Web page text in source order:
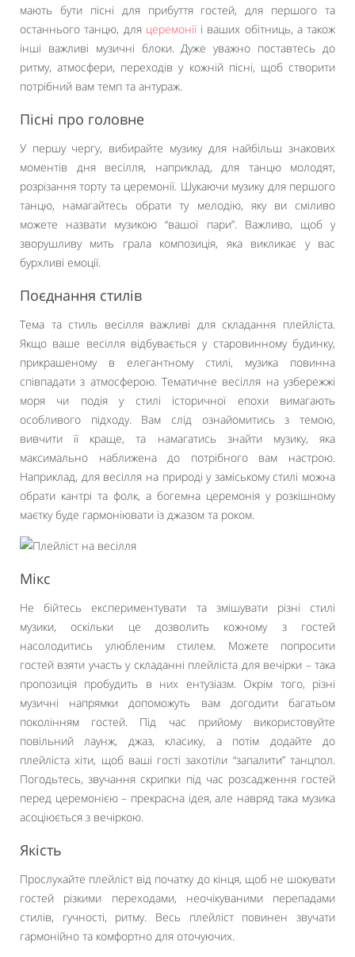
мають бути пісні для прибуття гостей, для першого та
останнього танцю, для церемоніїі ваших обітниць, а також
інші важливі музичні блоки. Дуже уважно поставтесь до
ритму, атмосфери, переходів у кожній пісні, щоб створити
потрібний вам темп та антураж.
Пісні про головне
У першу чергу, вибирайте музику для найбільш знакових
моментів дня весілля, наприклад, для танцю молодят,
розрізання торту та церемонії. Шукаючи музику для першого
танцю, намагайтесь обрати ту мелодію, яку ви сміливо
можете назвати музикою “вашої пари”. Важливо, щоб у
зворушливу мить грала композиція, яка викликає у вас
бурхливі емоції.
Поєднання стилів
Тема та стиль весілля важливі для складання плейліста.
Якщо ваше весілля відбувається у старовинному будинку,
прикрашеному в елегантному стилі, музика повинна
співпадати з атмосферою. Тематичне весілля на узбережжі
моря чи подія у стилі історичної епохи вимагають
особливого підходу. Вам слід ознайомитись з темою,
вивчити її краще, та намагатись знайти музику, яка
максимально наближена до потрібного вам настрою.
Наприклад, для весілля на природі у заміському стилі можна
обрати кантрі та фолк, а богемна церемонія у розкішному
маєтку буде гармоніювати із джазом та роком.
Мікс
Не бійтесь експериментувати та змішувати різні стилі
музики, оскільки це дозволить кожному з гостей
насолодитись улюбленим стилем. Можете попросити
гостей взяти участь у складанні плейліста для вечірки – така
пропозиція пробудить в них ентузіазм. Окрім того, різні
музичні напрямки допоможуть вам догодити багатьом
поколінням гостей. Під час прийому використовуйте
повільний лаунж, джаз, класику, а потім додайте до
плейліста хіти, щоб ваші гості захотіли “запалити” танцпол.
Погодьтесь, звучання скрипки під час розсадження гостей
перед церемонією – прекрасна ідея, але навряд така музика
асоціюється з вечіркою.
Якість
Прослухайте плейліст від початку до кінця, щоб не шокувати
гостей різкими переходами, неочікуваними перепадами
стилів, гучності, ритму. Весь плейліст повинен звучати
гармонійно та комфортно для оточуючих.